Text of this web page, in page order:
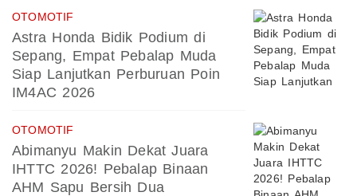
OTOMOTIF
Astra Honda Bidik Podium di
Sepang, Empat Pebalap Muda
Siap Lanjutkan Perburuan Poin
IM4AC 2026
OTOMOTIF
Abimanyu Makin Dekat Juara
IHTTC 2026! Pebalap Binaan
AHM Sapu Bersih Dua